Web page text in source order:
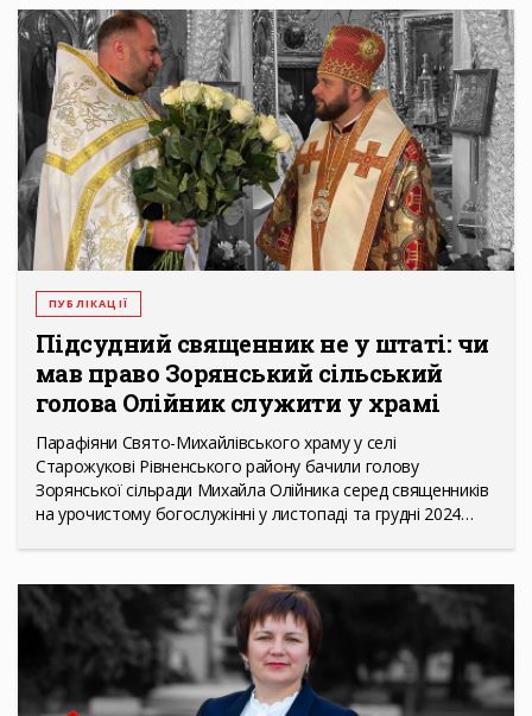
ПУБЛІКАЦІЇ
Підсудний священник не у штаті: чи
мав право Зорянський сільський
голова Олійник служити у храмі
Парафіяни Свято-Михайлівського храму у селі
Старожукові Рівненського району бачили голову
Зорянської сільради Михайла Олійника серед священників
на урочистому богослужінні у листопаді та грудні 2024…